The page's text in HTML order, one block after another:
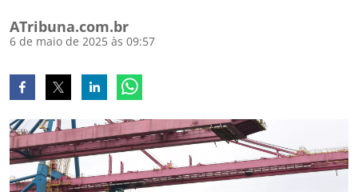
ATribuna.com.br
6 de maio de 2025 às 09:57